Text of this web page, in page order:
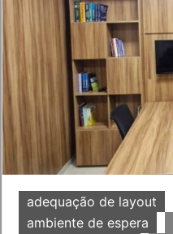
adequação de layout
ambiente de espera